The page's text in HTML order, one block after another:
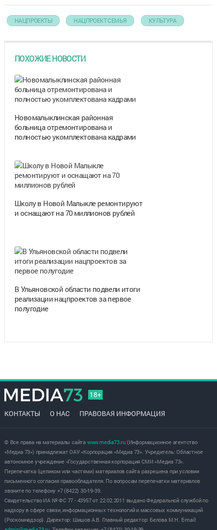
НАЦПРОЕКТЫ НАЦПРОЕКТ СЕМЬЯ КУЛЬТУРА
ПОХОЖИЕ НОВОСТИ
Новомалыклинская районная
больница отремонтирована и
полностью укомплектована кадрами
Школу в Новой Малыкле ремонтируют
и оснащают на 70 миллионов рублей
В Ульяновской области подвели итоги
реализации нацпроектов за первое
полугодие
18+
КОНТАКТЫ О НАС ПРАВОВАЯ ИНФОРМАЦИЯ
© Все права на материалы сайта www.media73.ru(Информационное агентство
«Медиа 73») принадлежат ОАУ «Корпорация «Медиа 73». Учредитель: Областное
автономное учреждение «Государственная корпорация СМИ «Медиа 73».
Перепечатка (целиком или частями) материалов сайта разрешена при условии
письменного согласия правообладателя. По вопросам перепечатки материалов
звоните по телефону +7 (8422) 30-19-39.
Свидетельство ИА № ФС 77 - 43957 от 22.02.2011 выдано Федеральной службой по
надзору в сфере связи, информационных технологий и массовых коммуникаций
(Роскомнадзор). Директор: Шишов А.В. Главный редактор: Белова М.Н. E-mail: